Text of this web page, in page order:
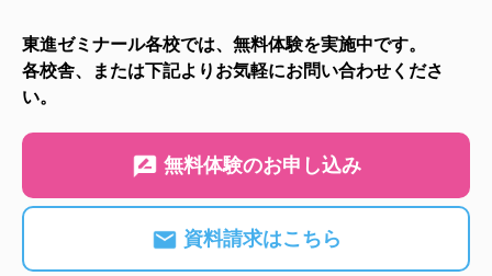
東進ゼミナール各校では、無料体験を実施中です。
各校舎、または下記よりお気軽にお問い合わせくださ
い。
無料体験のお申し込み
資料請求はこちら